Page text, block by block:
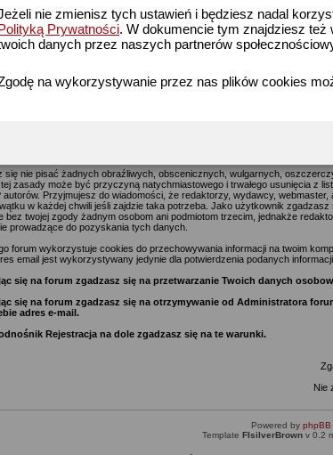
nie zmienisz tych ustawień i będziesz nadal
Prywatności. W dokumencie tym znajdziesz też
danych przez naszych partnerów
na wykorzystywanie przez nas plików cookies
i moderatorzy podejmą starania mające na celu usuwanie wszelkich
Zgadzasz się więc, że zawartość każdego postu na tym forum i stronie
(poza wiadomościami pisanymi przez nich) i nie ponoszą oni za te
się nie pisać żadnych obraźliwych, obscenicznych, wulgarnych,
tej zasady może być przyczyną natychmiastowego i trwałego usunięcia z
autorów. Przyjmujesz do wiadomości, że redaktorzy, wydawcy,
w każdej chwili jeśli zajdzie taka potrzeba. Jako użytkownik
bez twojej zgody żadnym osobom ani podmiotom trzecim, jednakże
prowadzące do pozyskania tych danych.
forum wykorzystuje cookies do przechowywania informacji na twoim
email jest wykorzystywany jedynie dla potwierdzenia podanych
się na forum zgadzasz się na przetwarzanie Twoich danych
się na forum zgadzasz się na otrzymywanie od Administratora
adres e-mail.
Rejestracja na dole zgadzasz się na te warunki.
Nie
Powered by phpBB
Template FIsilverBrownv 0.2